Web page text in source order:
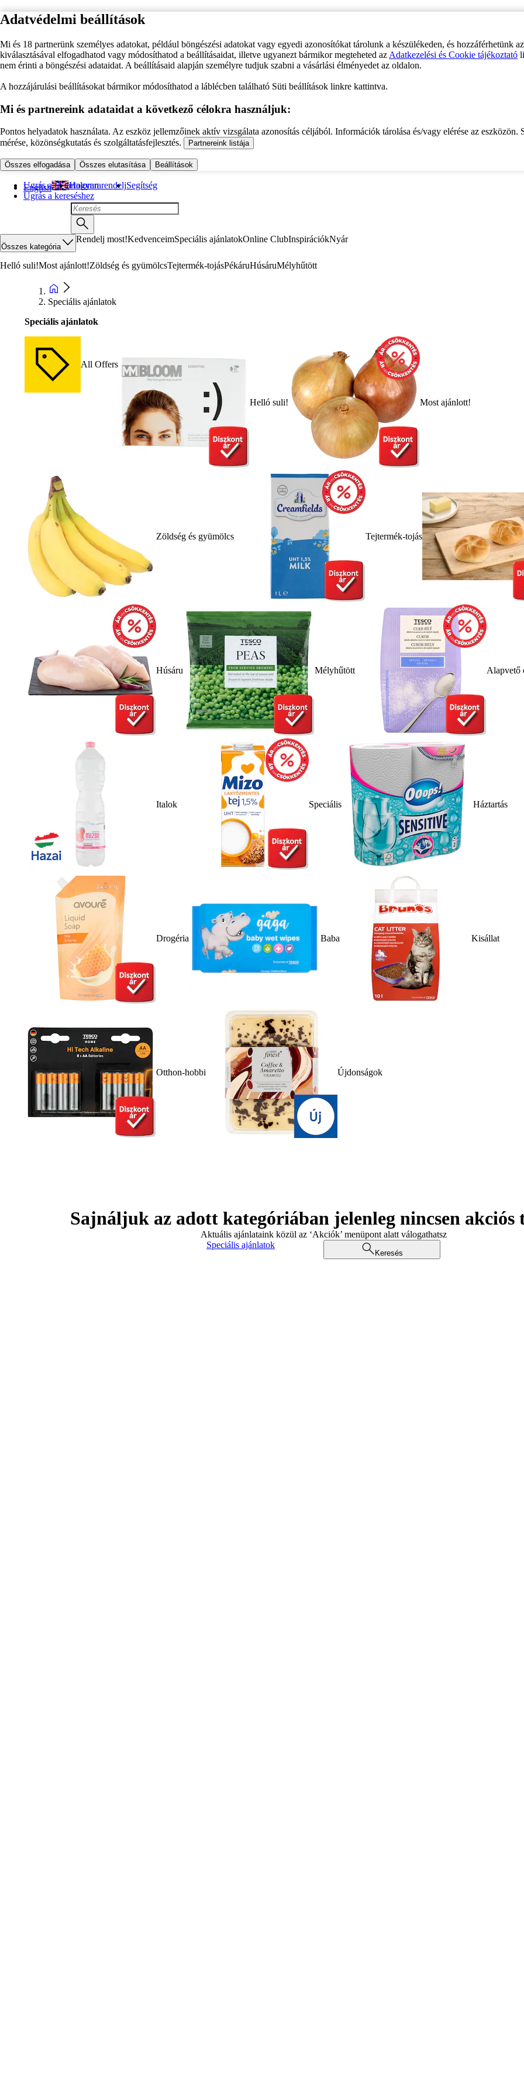
Adatvédelmi beállítások
Mi és 18 partnerünk személyes adatokat, például böngészési adatokat vagy egyedi azonosítókat tárolunk a készülékeden, és hozzáférhetünk
kiválasztásával elfogadhatod vagy módosíthatod a beállításaidat, illetve ugyanezt bármikor megteheted az Adatkezelési és Cookie tájékoztató
nem érinti a böngészési adataidat. A beállításaid alapján személyre tudjuk szabni a vásárlási élményedet az oldalon.
A hozzájárulási beállításokat bármikor módosíthatod a láblécben található Süti beállítások linkre kattintva.
Mi és partnereink adataidat a következő célokra használjuk:
Pontos helyadatok használata. Az eszköz jellemzőinek aktív vizsgálata azonosítás céljából. Információk tárolása és/vagy elérése az eszközön.
mérése, közönségkutatás és szolgáltatásfejlesztés.
Partnereink listája
Összes elfogadása Összes elutasítása Beállítások
Ugrás a fő tartalomra
Ugrás a kereséshez
English Hogyan rendeljSegítség
Összes kategória
Rendelj most!KedvenceimSpeciális ajánlatokOnline ClubInspirációkNyár
Helló suli!Most ajánlott!Zöldség és gyümölcsTejtermék-tojásPékáruHúsáruMélyhűtött
Speciális ajánlatok
Speciális ajánlatok
All Offers
Helló suli! Most ajánlott!
Zöldség és gyümölcs Tejtermék-tojás
Húsáru Mélyhűtött Alapvető
Italok Speciális Háztartás
Drogéria Baba Kisállat
Otthon-hobbi Újdonságok
Sajnáljuk az adott kategóriában jelenleg nincsen akciós
Aktuális ajánlataink közül az ‘Akciók’ menüpont alatt válogathatsz
Speciális ajánlatok
Keresés